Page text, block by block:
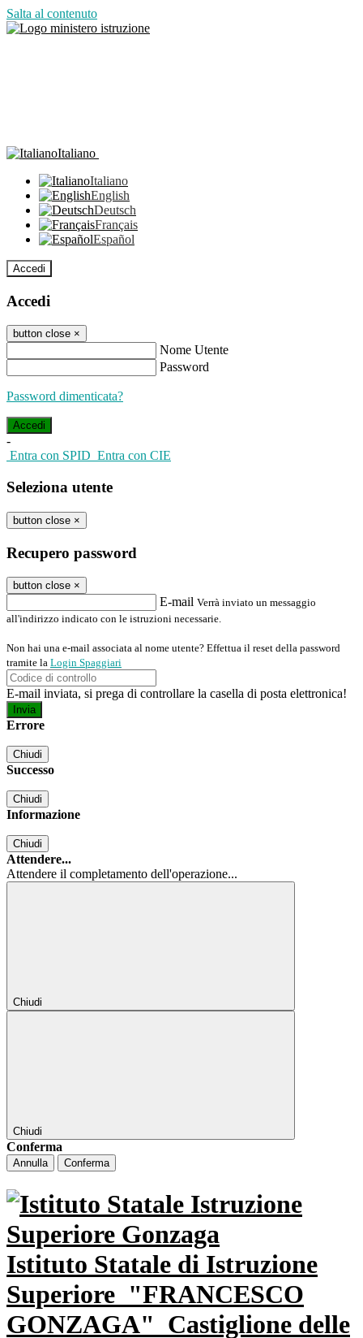
Salta al contenuto
Italiano
Italiano
English
Deutsch
Français
Español
Accedi
Accedi
button close ×
Nome Utente
Password
Password dimenticata?
-
Entra con SPID Entra con CIE
Seleziona utente
button close ×
Recupero password
button close ×
E-mail Verrà inviato un messaggio
all'indirizzo indicato con le istruzioni necessarie.
Non hai una e-mail associata al nome utente? Effettua il reset della password
tramite la Login Spaggiari
E-mail inviata, si prega di controllare la casella di posta elettronica!
Errore
Chiudi
Successo
Chiudi
Informazione
Chiudi
Attendere...
Attendere il completamento dell'operazione...
Chiudi
Chiudi
Conferma
Annulla Conferma
Istituto Statale di Istruzione
Superiore "FRANCESCO
GONZAGA" Castiglione delle